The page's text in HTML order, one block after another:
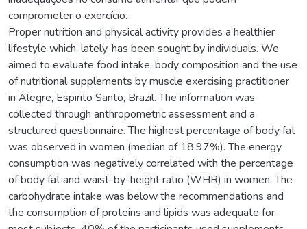
comprometer o exercício.
Proper nutrition and physical activity provides a healthier
lifestyle which, lately, has been sought by individuals. We
aimed to evaluate food intake, body composition and the use
of nutritional supplements by muscle exercising practitioner
in Alegre, Espirito Santo, Brazil. The information was
collected through anthropometric assessment and a
structured questionnaire. The highest percentage of body fat
was observed in women (median of 18.97%). The energy
consumption was negatively correlated with the percentage
of body fat and waist-by-height ratio (WHR) in women. The
carbohydrate intake was below the recommendations and
the consumption of proteins and lipids was adequate for